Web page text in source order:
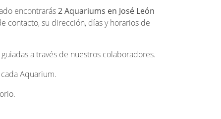
encontrarás2 Aquariums en José León
contacto, su dirección, días y horarios de
a través de nuestros colaboradores.
Aquarium.